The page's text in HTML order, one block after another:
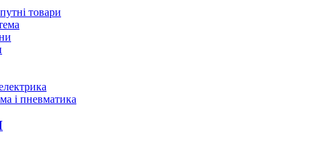
товари
і пневматика